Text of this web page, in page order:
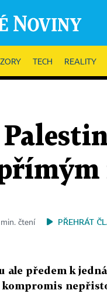
TECH REALITY
min. čtení PŘEHRÁT
ale předem k
kompromis